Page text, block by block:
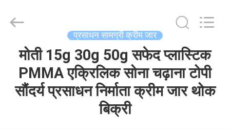
उत्पादों
Haojin
Plastic
Reserved.
प्रसाधन सामग्री क्रीम जार
मोती 15g 30g 50g सफेद प्लास्टिक
PMMA एक्रिलिक सोना चढ़ाना टोपी
सौंदर्य प्रसाधन निर्माता क्रीम जार थोक
बिक्री